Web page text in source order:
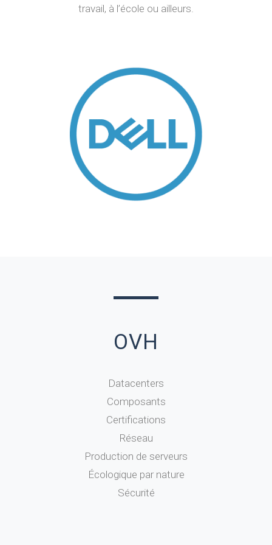
travail, à l’école ou ailleurs.
OVH
Datacenters
Composants
Certifications
Réseau
Production de serveurs
Écologique par nature
Sécurité